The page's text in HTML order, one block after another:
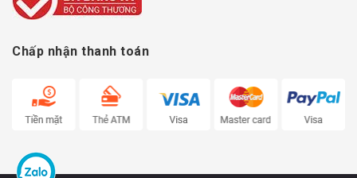
Chấp nhận thanh toán